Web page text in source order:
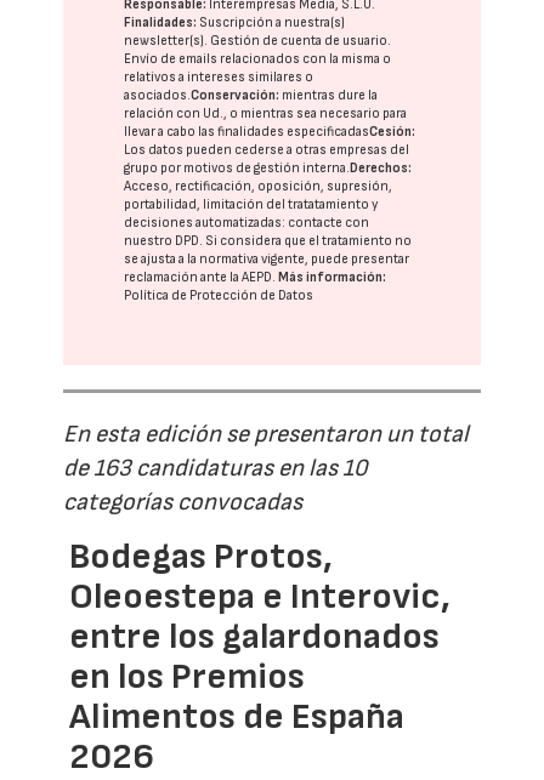
Responsable: Interempresas Media, S.L.U.
Finalidades: Suscripción a nuestra(s)
newsletter(s). Gestión de cuenta de usuario.
Envío de emails relacionados con la misma o
relativos a intereses similares o
asociados.Conservación: mientras dure la
relación con Ud., o mientras sea necesario para
llevar a cabo las finalidades especificadasCesión:
Los datos pueden cederse a otras empresas del
grupo por motivos de gestión interna.Derechos:
Acceso, rectificación, oposición, supresión,
portabilidad, limitación del tratatamiento y
decisiones automatizadas: contacte con
nuestro DPD. Si considera que el tratamiento no
se ajusta a la normativa vigente, puede presentar
reclamación ante laAEPD.Más información:
Política de Protección de Datos
En esta edición se presentaron un total
de 163 candidaturas en las 10
categorías convocadas
Bodegas Protos,
Oleoestepa e Interovic,
entre los galardonados
en los Premios
Alimentos de España
2026